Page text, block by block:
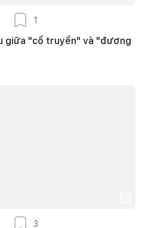
1
giữa "cổ truyền" và "đương
3